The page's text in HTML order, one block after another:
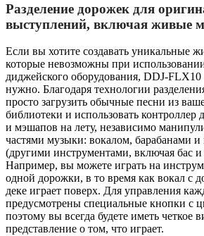
Разделение дорожек для
выступлений, включая живые
Если вы хотите создавать уникальные
которые невозможны при
диджейского оборудования, DDJ‑FLX10
нужно. Благодаря технологии
просто загрузить обычные песни из
библиотеки и использовать контроллер
и мэшапов на лету, независимо
частями музыки: вокалом, барабанами
(другими инструментами, включая бас и
Например, вы можете играть на
одной дорожки, в то время как вокал с
деке играет поверх. Для управления
предусмотрены специальные кнопки с
поэтому вы всегда будете иметь четкое
представление о том, что играет.